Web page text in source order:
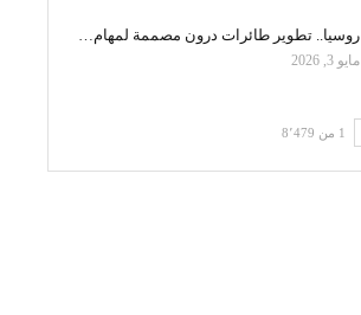
روسيا.. تطوير طائرات درون مصممة لمهام…
مايو 3, 2026
1 من 8٬479